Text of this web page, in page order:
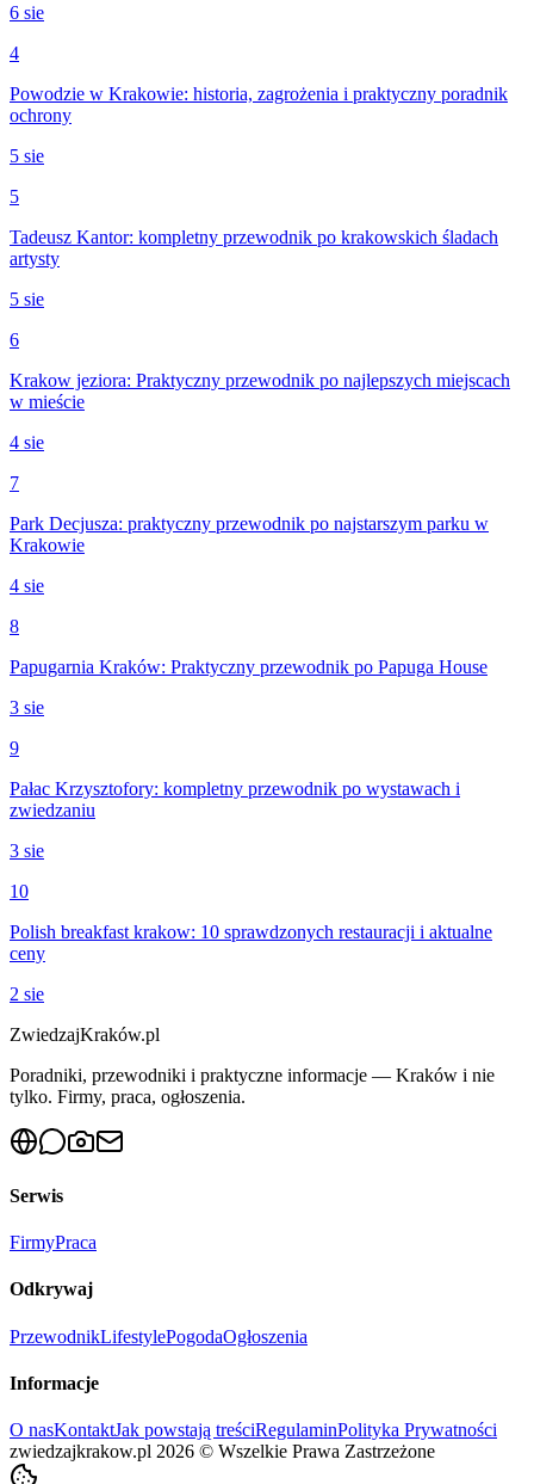
6 sie
4
Powodzie w Krakowie: historia, zagrożenia i praktyczny poradnik
ochrony
5 sie
5
Tadeusz Kantor: kompletny przewodnik po krakowskich śladach
artysty
5 sie
6
Krakow jeziora: Praktyczny przewodnik po najlepszych miejscach
w mieście
4 sie
7
Park Decjusza: praktyczny przewodnik po najstarszym parku w
Krakowie
4 sie
8
Papugarnia Kraków: Praktyczny przewodnik po Papuga House
3 sie
9
Pałac Krzysztofory: kompletny przewodnik po wystawach i
zwiedzaniu
3 sie
10
Polish breakfast krakow: 10 sprawdzonych restauracji i aktualne
ceny
2 sie
ZwiedzajKraków.pl
Poradniki, przewodniki i praktyczne informacje — Kraków i nie
tylko. Firmy, praca, ogłoszenia.
Serwis
FirmyPraca
Odkrywaj
PrzewodnikLifestylePogodaOgłoszenia
Informacje
O nasKontaktJak powstają treściRegulaminPolityka Prywatności
zwiedzajkrakow.pl 2026 © Wszelkie Prawa Zastrzeżone